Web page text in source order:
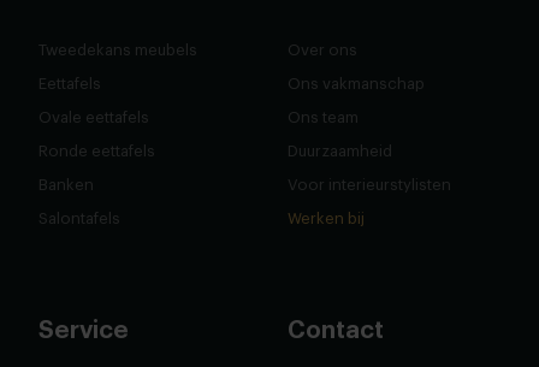
Tweedekans meubels
Eettafels
Ovale eettafels
Ronde eettafels
Banken
Salontafels
Over ons
Ons vakmanschap
Ons team
Duurzaamheid
Voor interieurstylisten
Werken bij
Service Contact